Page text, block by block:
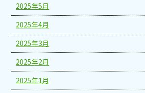
2025年5月
2025年4月
2025年3月
2025年2月
2025年1月